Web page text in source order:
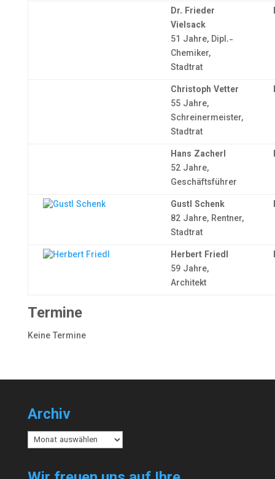
Dr. Frieder
Vielsack
51 Jahre, Dipl.-
Chemiker,
Stadtrat
Christoph Vetter
55 Jahre,
Schreinermeister,
Stadtrat
Hans Zacherl
52 Jahre,
Geschäftsführer
Gustl Schenk
82 Jahre, Rentner,
Stadtrat
Herbert Friedl
59 Jahre,
Architekt
Termine
Keine Termine
Archiv
Archiv